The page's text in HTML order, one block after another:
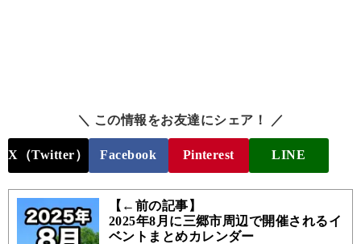
＼ この情報をお友達にシェア！ ／
X（Twitter） Facebook Pinterest LINE
【←前の記事】
2025年8月に三郷市周辺で開催されるイ
ベントまとめカレンダー